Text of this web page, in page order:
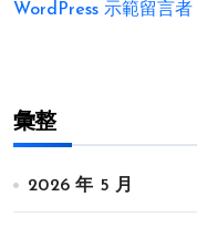
WordPress 示範留言者
彙整
2026 年 5 月